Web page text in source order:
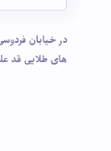
در خیابان
های طلایی قد
قرار دارد و با
مدرسه